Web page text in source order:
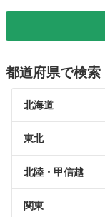
都道府県で検索
北海道
東北
北陸・甲信越
関東